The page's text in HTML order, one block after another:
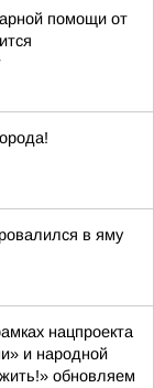
помощи от
в яму
нацпроекта
и народной
обновляем